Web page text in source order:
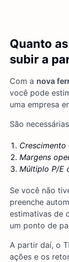
Quanto
subir a
Com a nova
você pode
uma empresa
São
Crescimento
Margens
Múltiplo P/E
Se você não
preenche
estimativas de
um ponto de
A partir daí, o
ações e os